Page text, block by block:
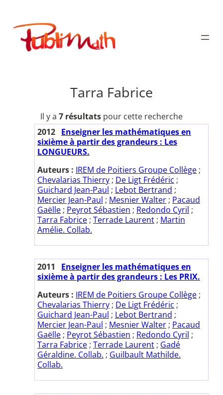
contenu
Publimath
Tarra Fabrice
Il y a 7 résultats pour cette recherche
2012 Enseigner les mathématiques en
sixième à partir des grandeurs : Les
LONGUEURS.
Auteurs : IREM de Poitiers Groupe Collège ;
Chevalarias Thierry ; De Ligt Frédéric ;
Guichard Jean-Paul ; Lebot Bertrand ;
Mercier Jean-Paul ; Mesnier Walter ; Pacaud
Gaëlle ; Peyrot Sébastien ; Redondo Cyril ;
Tarra Fabrice ; Terrade Laurent ; Martin
Amélie. Collab.
2011
Enseigner les mathématiques en
sixième à partir des grandeurs : Les PRIX.
Auteurs : IREM de Poitiers Groupe Collège ;
Chevalarias Thierry ; De Ligt Frédéric ;
Guichard Jean-Paul ; Lebot Bertrand ;
Mercier Jean-Paul ; Mesnier Walter ; Pacaud
Gaëlle ; Peyrot Sébastien ; Redondo Cyril ;
Tarra Fabrice ; Terrade Laurent ; Gadé
Géraldine. Collab. ; Guilbault Mathilde.
Collab.